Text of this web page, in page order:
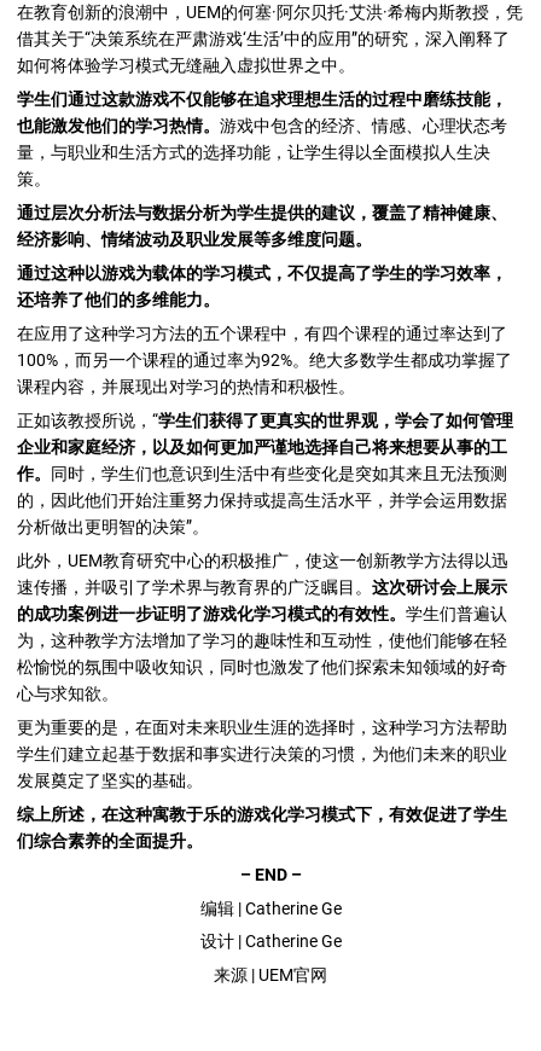
在教育创新的浪潮中，UEM的何塞·阿尔贝托·艾洪·希梅内斯教授，凭
借其关于“决策系统在严肃游戏‘生活’中的应用”的研究，深入阐释了
如何将体验学习模式无缝融入虚拟世界之中。
学生们通过这款游戏不仅能够在追求理想生活的过程中磨练技能，
也能激发他们的学习热情。游戏中包含的经济、情感、心理状态考
量，与职业和生活方式的选择功能，让学生得以全面模拟人生决
策。
通过层次分析法与数据分析为学生提供的建议，覆盖了精神健康、
经济影响、情绪波动及职业发展等多维度问题。
通过这种以游戏为载体的学习模式，不仅提高了学生的学习效率，
还培养了他们的多维能力。
在应用了这种学习方法的五个课程中，有四个课程的通过率达到了
100%，而另一个课程的通过率为92%。绝大多数学生都成功掌握了
课程内容，并展现出对学习的热情和积极性。
正如该教授所说，“学生们获得了更真实的世界观，学会了如何管理
企业和家庭经济，以及如何更加严谨地选择自己将来想要从事的工
作。 同时，学生们也意识到生活中有些变化是突如其来且无法预测
的，因此他们开始注重努力保持或提高生活水平，并学会运用数据
分析做出更明智的决策”。
此外，UEM教育研究中心的积极推广，使这一创新教学方法得以迅
速传播，并吸引了学术界与教育界的广泛瞩目。这次研讨会上展示
的成功案例进一步证明了游戏化学习模式的有效性。学生们普遍认
为，这种教学方法增加了学习的趣味性和互动性，使他们能够在轻
松愉悦的氛围中吸收知识，同时也激发了他们探索未知领域的好奇
心与求知欲。
更为重要的是，在面对未来职业生涯的选择时，这种学习方法帮助
学生们建立起基于数据和事实进行决策的习惯，为他们未来的职业
发展奠定了坚实的基础。
综上所述，在这种寓教于乐的游戏化学习模式下，有效促进了学生
们综合素养的全面提升。
– END –
编辑 | Catherine Ge
设计 | Catherine Ge
来源 | UEM官网